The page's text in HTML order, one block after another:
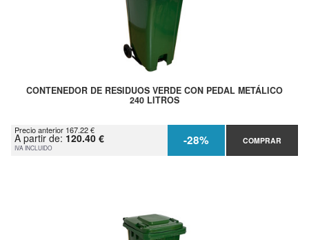
CONTENEDOR DE RESIDUOS VERDE CON PEDAL METÁLICO
240 LITROS
Precio anterior 167.22 €
A partir de: 120.40 €
IVA INCLUIDO -28% COMPRAR